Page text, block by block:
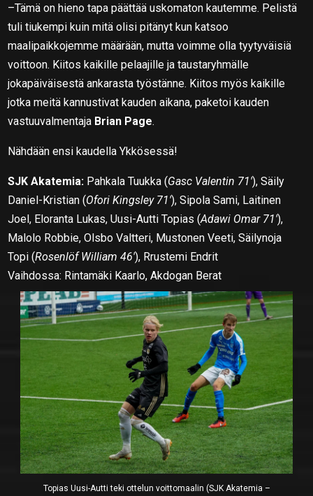
–Tämä on hieno tapa päättää uskomaton kautemme. Pelistä
tuli tiukempi kuin mitä olisi pitänyt kun katsoo
maalipaikkojemme määrään, mutta voimme olla tyytyväisiä
voittoon. Kiitos kaikille pelaajille ja taustaryhmälle
jokapäiväisestä ankarasta työstänne. Kiitos myös kaikille
jotka meitä kannustivat kauden aikana, paketoi kauden
vastuuvalmentaja Brian Page.
Nähdään ensi kaudella Ykkösessä!
SJK Akatemia: Pahkala Tuukka (Gasc Valentin 71′), Säily
Daniel-Kristian (Ofori Kingsley 71′), Sipola Sami, Laitinen
Joel, Eloranta Lukas, Uusi-Autti Topias (Adawi Omar 71′),
Malolo Robbie, Olsbo Valtteri, Mustonen Veeti, Säilynoja
Topi (Rosenlöf William 46′), Rrustemi Endrit
Vaihdossa: Rintamäki Kaarlo, Akdogan Berat
Topias Uusi-Autti teki ottelun voittomaalin (SJK Akatemia –